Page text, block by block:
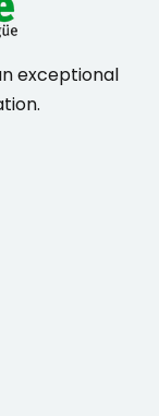
exceptional